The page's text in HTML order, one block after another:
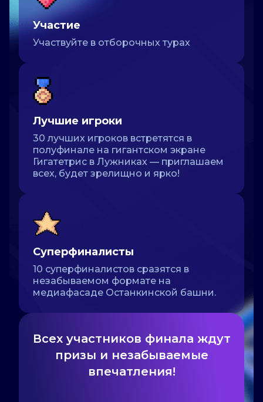
Участие
Участвуйте в отборочных турах
Лучшие игроки
30 лучших игроков встретятся в
полуфинале на гигантском экране
Гигатетрис в Лужниках — приглашаем
всех, будет зрелищно и ярко!
Суперфиналисты
10 суперфиналистов сразятся в
незабываемом формате на
медиафасаде Останкинской башни.
Всех участников финала ждут
призы и незабываемые
впечатления!